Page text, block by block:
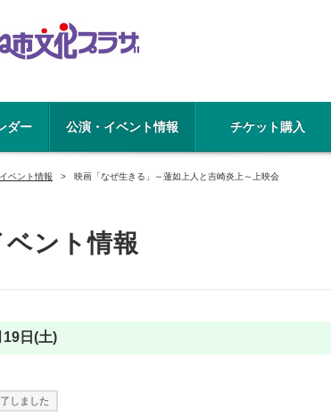
ダー 公演・イベント情報 チケット購入
ベント情報 映画「なぜ生きる」～蓮如上人と吉崎炎上～上映会
ント情報
日(土)
しました